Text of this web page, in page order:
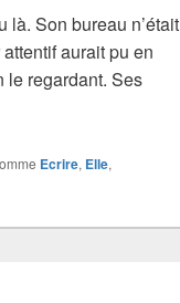
là. Son bureau n’était
aurait pu en
le regardant. Ses
3
Ecrire, Elle,